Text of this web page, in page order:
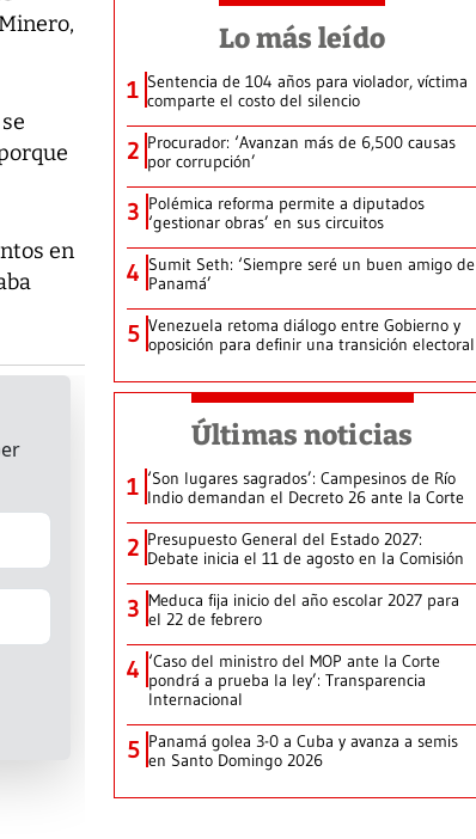
en
Lo más leído
1 Sentencia de 104 años para violador, víctima
comparte el costo del silencio
2 Procurador: ‘Avanzan más de 6,500 causas
por corrupción’
3 Polémica reforma permite a diputados
‘gestionar obras’ en sus circuitos
4 Sumit Seth: ‘Siempre seré un buen amigo de
Panamá’
5 Venezuela retoma diálogo entre Gobierno y
oposición para definir una transición electoral
Últimas noticias
1 ‘Son lugares sagrados’: Campesinos de Río
Indio demandan el Decreto 26 ante la Corte
2 Presupuesto General del Estado 2027:
Debate inicia el 11 de agosto en la Comisión
3 Meduca fija inicio del año escolar 2027 para
el 22 de febrero
4 ‘Caso del ministro del MOP ante la Corte
pondrá a prueba la ley’: Transparencia
Internacional
5 Panamá golea 3-0 a Cuba y avanza a semis
en Santo Domingo 2026